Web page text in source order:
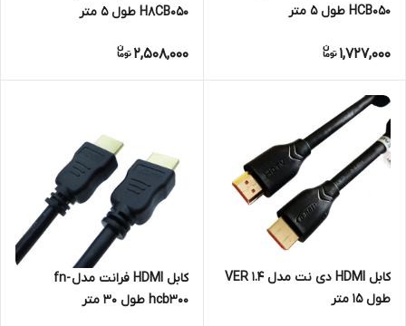
HCB050 طول 5 متر
1,727,000
H8CB050 طول 5 متر
2,508,000
کابل HDMI دی نت مدل 1.4 VER
طول 15 متر
کابل HDMI فرانت مدل fn-
hcb300 طول 30 متر